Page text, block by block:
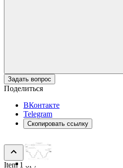
Задать вопрос
Поделиться
ВКонтакте
Telegram
Скопировать ссылку
Item 1 of 7